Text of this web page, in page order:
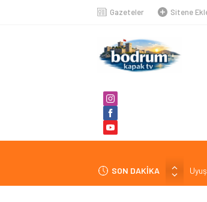
Gazeteler Sitene
SON DAKİKA